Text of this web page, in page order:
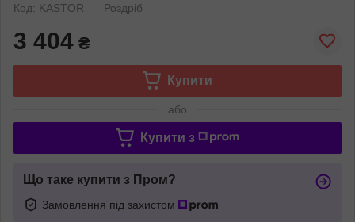
Код: KASTOR
Роздріб
3 404 ₴
Купити
або
Купити з
Що таке купити з Пром?
Замовлення під захистом